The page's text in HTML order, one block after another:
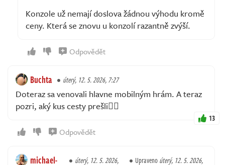
Konzole už nemají doslova žádnou výhodu kromě
ceny. Která se znovu u konzolí razantně zvýší.
Odpovědět
Buchta úterý, 12. 5. 2026, 7:27
Doteraz sa venovali hlavne mobilným hrám. A teraz
pozri, aký kus cesty prešli👍🏻
13
Odpovědět
michael-
úterý, 12. 5. 2026,
Upravenoúterý, 12. 5. 2026,